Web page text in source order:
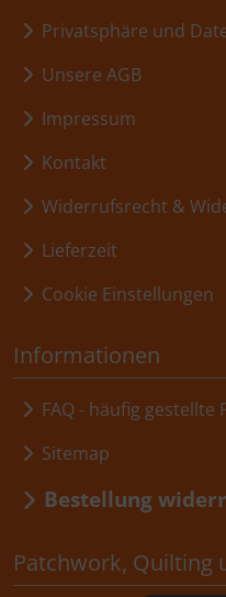
Privatsphäre und
Unsere AGB
Impressum
Kontakt
Widerrufsrecht &
Lieferzeit
Cookie Einstellungen
Informationen
FAQ - häufig gestellte
Sitemap
Bestellung
Patchwork, Quilting